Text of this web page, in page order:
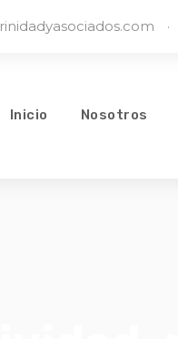
·
Inicio Nosotros